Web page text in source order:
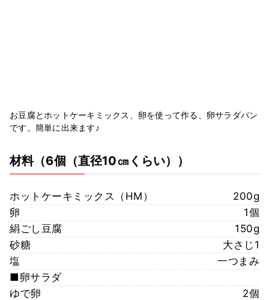
お豆腐とホットケーキミックス、卵を使って作る、卵サラダパン
です。簡単に出来ます♪
材料（6個（直径10㎝くらい））
ホットケーキミックス（HM）
200g
卵
1個
絹ごし豆腐
150g
砂糖
大さじ1
塩
一つまみ
■卵サラダ
ゆで卵
2個